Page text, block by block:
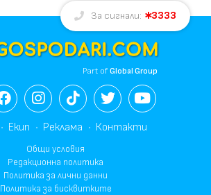
За сигнали: 3333
Part ofGlobal Group
Екип Реклама Контакти
Общи условия
Редакционна политика
Политика за лични данни
Политика за бисквитките